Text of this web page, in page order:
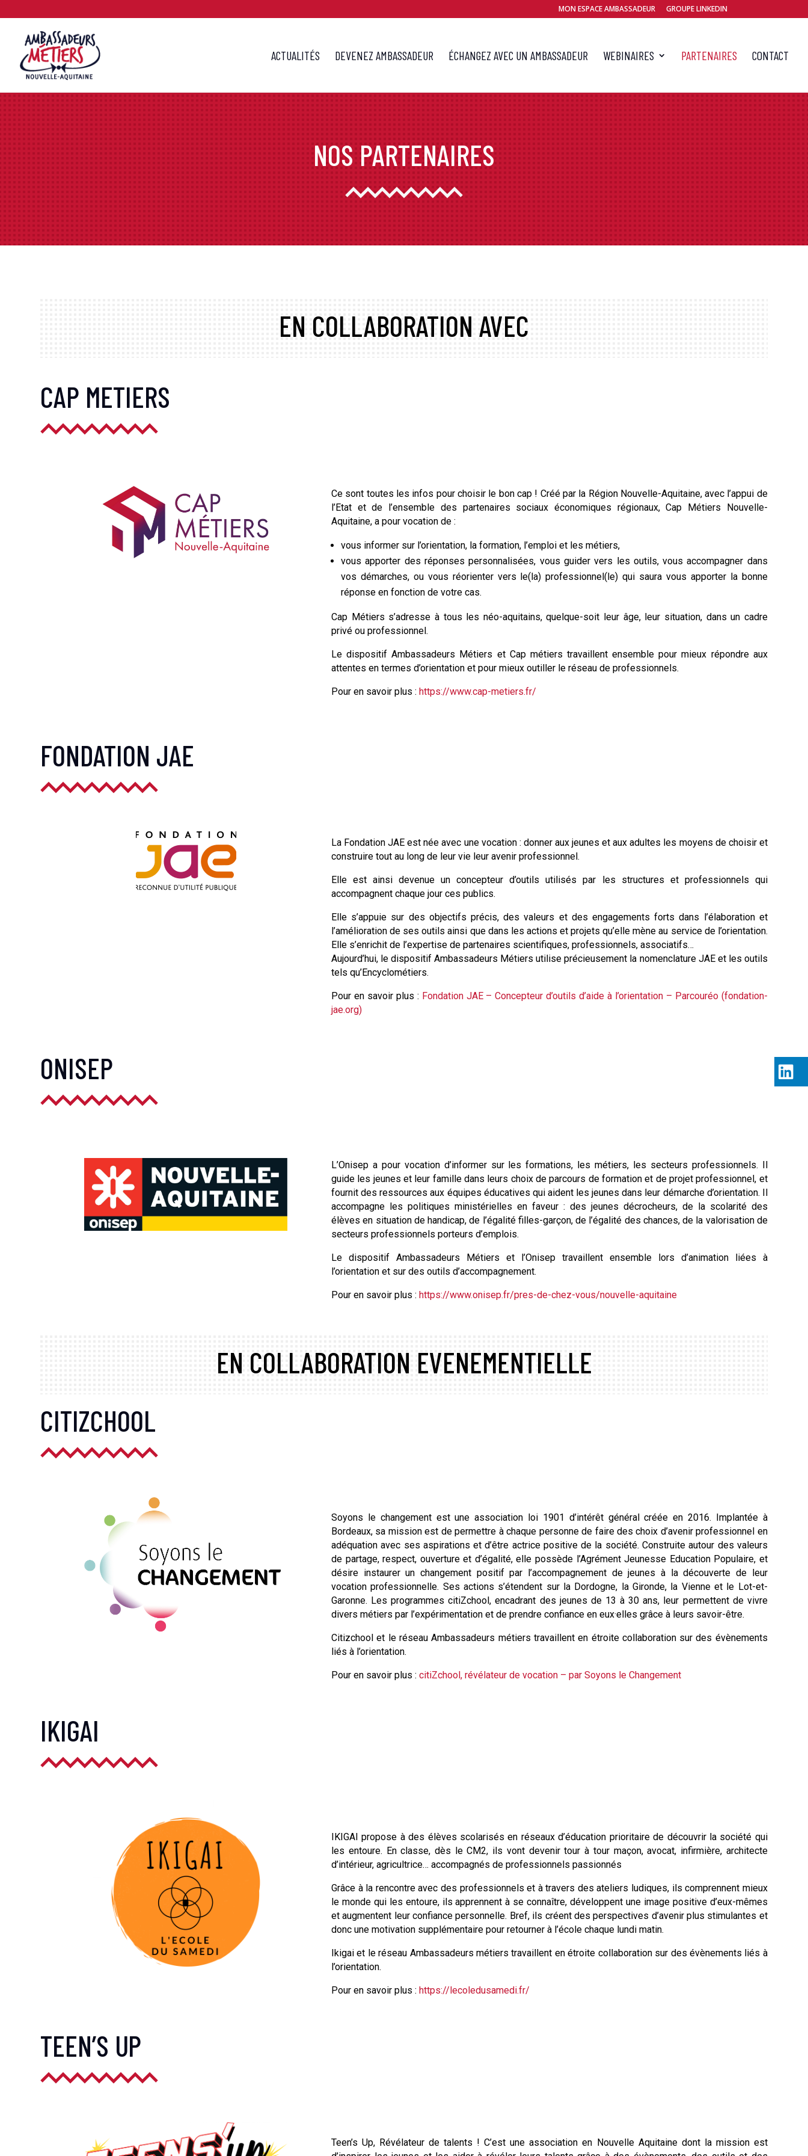
MON ESPACE AMBASSADEUR GROUPE LINKEDIN
ACTUALITÉS DEVENEZ AMBASSADEUR ÉCHANGEZ AVEC UN AMBASSADEUR WEBINAIRES PARTENAIRES CONTACT
NOS PARTENAIRES
EN COLLABORATION AVEC
CAP METIERS
Ce sont toutes les infos pour choisir le bon cap ! Créé par la Région Nouvelle-Aquitaine, avec l’appui de
l’Etat et de l’ensemble des partenaires sociaux économiques régionaux, Cap Métiers Nouvelle-
Aquitaine, a pour vocation de :
vous informer sur l’orientation, la formation, l’emploi et les métiers,
vous apporter des réponses personnalisées, vous guider vers les outils, vous accompagner dans
vos démarches, ou vous réorienter vers le(la) professionnel(le) qui saura vous apporter la bonne
réponse en fonction de votre cas.
Cap Métiers s’adresse à tous les néo-aquitains, quelque-soit leur âge, leur situation, dans un cadre
privé ou professionnel.
Le dispositif Ambassadeurs Métiers et Cap métiers travaillent ensemble pour mieux répondre aux
attentes en termes d’orientation et pour mieux outiller le réseau de professionnels.
Pour en savoir plus :https://www.cap-metiers.fr/
FONDATION JAE
La Fondation JAE est née avec une vocation : donner aux jeunes et aux adultes les moyens de choisir et
construire tout au long de leur vie leur avenir professionnel.
Elle est ainsi devenue un concepteur d’outils utilisés par les structures et professionnels qui
accompagnent chaque jour ces publics.
Elle s’appuie sur des objectifs précis, des valeurs et des engagements forts dans l’élaboration et
l’amélioration de ses outils ainsi que dans les actions et projets qu’elle mène au service de l’orientation.
Elle s’enrichit de l’expertise de partenaires scientifiques, professionnels, associatifs…
Aujourd’hui, le dispositif Ambassadeurs Métiers utilise précieusement la nomenclature JAE et les outils
tels qu’Encyclométiers.
Pour en savoir plus : Fondation JAE – Concepteur d’outils d’aide à l’orientation – Parcouréo (fondation-
jae.org)
ONISEP
L’Onisep a pour vocation d’informer sur les formations, les métiers, les secteurs professionnels. Il
guide les jeunes et leur famille dans leurs choix de parcours de formation et de projet professionnel, et
fournit des ressources aux équipes éducatives qui aident les jeunes dans leur démarche d’orientation. Il
accompagne les politiques ministérielles en faveur : des jeunes décrocheurs, de la scolarité des
élèves en situation de handicap, de l’égalité filles-garçon, de l’égalité des chances, de la valorisation de
secteurs professionnels porteurs d’emplois.
Le dispositif Ambassadeurs Métiers et l’Onisep travaillent ensemble lors d’animation liées à
l’orientation et sur des outils d’accompagnement.
Pour en savoir plus :https://www.onisep.fr/pres-de-chez-vous/nouvelle-aquitaine
EN COLLABORATION EVENEMENTIELLE
CITIZCHOOL
Soyons le changement est une association loi 1901 d’intérêt général créée en 2016. Implantée à
Bordeaux, sa mission est de permettre à chaque personne de faire des choix d’avenir professionnel en
adéquation avec ses aspirations et d’être actrice positive de la société. Construite autour des valeurs
de partage, respect, ouverture et d’égalité, elle possède l’Agrément Jeunesse Education Populaire, et
désire instaurer un changement positif par l’accompagnement de jeunes à la découverte de leur
vocation professionnelle. Ses actions s’étendent sur la Dordogne, la Gironde, la Vienne et le Lot-et-
Garonne. Les programmes citiZchool, encadrant des jeunes de 13 à 30 ans, leur permettent de vivre
divers métiers par l’expérimentation et de prendre confiance en eux·elles grâce à leurs savoir-être.
Citizchool et le réseau Ambassadeurs métiers travaillent en étroite collaboration sur des évènements
liés à l’orientation.
Pour en savoir plus :citiZchool, révélateur de vocation – par Soyons le Changement
IKIGAI
IKIGAI propose à des élèves scolarisés en réseaux d’éducation prioritaire de découvrir la société qui
les entoure. En classe, dès le CM2, ils vont devenir tour à tour maçon, avocat, infirmière, architecte
d’intérieur, agricultrice… accompagnés de professionnels passionnés
Grâce à la rencontre avec des professionnels et à travers des ateliers ludiques, ils comprennent mieux
le monde qui les entoure, ils apprennent à se connaître, développent une image positive d’eux-mêmes
et augmentent leur confiance personnelle. Bref, ils créent des perspectives d’avenir plus stimulantes et
donc une motivation supplémentaire pour retourner à l’école chaque lundi matin.
Ikigai et le réseau Ambassadeurs métiers travaillent en étroite collaboration sur des évènements liés à
l’orientation.
Pour en savoir plus : https://lecoledusamedi.fr/
TEEN’S UP
Teen’s Up, Révélateur de talents ! C’est une association en Nouvelle Aquitaine dont la mission est